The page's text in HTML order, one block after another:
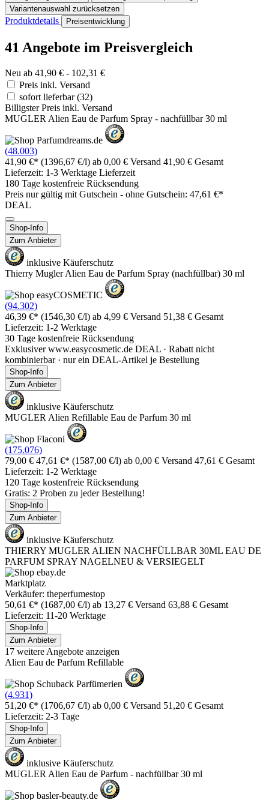
Variantenauswahl zurücksetzen
Produktdetails Preisentwicklung
41 Angebote im Preisvergleich
Neu ab 41,90 € - 102,31 €
Preis inkl. Versand
sofort lieferbar(32)
Billigster Preis inkl. Versand
MUGLER Alien Eau de Parfum Spray - nachfüllbar 30 ml
(48.003)
41,90 €* (1396,67 €/l) ab 0,00 € Versand 41,90 € Gesamt
Lieferzeit: 1-3 Werktage Lieferzeit
180 Tage kostenfreie Rücksendung
Preis nur gültig mit Gutschein - ohne Gutschein: 47,61 €*
DEAL
Shop-Info
Zum Anbieter
inklusive Käuferschutz
Thierry Mugler Alien Eau de Parfum Spray (nachfüllbar) 30 ml
(94.302)
46,39 €* (1546,30 €/l) ab 4,99 € Versand 51,38 € Gesamt
Lieferzeit: 1-2 Werktage
30 Tage kostenfreie Rücksendung
Exklusiver www.easycosmetic.de DEAL · Rabatt nicht
kombinierbar · nur ein DEAL-Artikel je Bestellung
Shop-Info
Zum Anbieter
inklusive Käuferschutz
MUGLER Alien Refillable Eau de Parfum 30 ml
(175.076)
79,00 € 47,61 €* (1587,00 €/l) ab 0,00 € Versand 47,61 € Gesamt
Lieferzeit: 1-2 Werktage
120 Tage kostenfreie Rücksendung
Gratis: 2 Proben zu jeder Bestellung!
Shop-Info
Zum Anbieter
inklusive Käuferschutz
THIERRY MUGLER ALIEN NACHFÜLLBAR 30ML EAU DE
PARFUM SPRAY NAGELNEU & VERSIEGELT
Marktplatz
Verkäufer: theperfumestop
50,61 €* (1687,00 €/l) ab 13,27 € Versand 63,88 € Gesamt
Lieferzeit: 11-20 Werktage
Shop-Info
Zum Anbieter
17 weitere Angebote anzeigen
Alien Eau de Parfum Refillable
(4.931)
51,20 €* (1706,67 €/l) ab 0,00 € Versand 51,20 € Gesamt
Lieferzeit: 2-3 Tage
Shop-Info
Zum Anbieter
inklusive Käuferschutz
MUGLER Alien Eau de Parfum - nachfüllbar 30 ml